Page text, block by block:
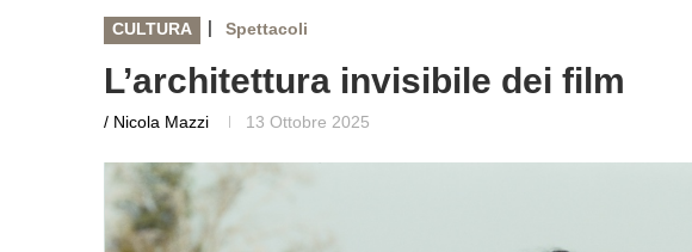
CULTURA | Spettacoli
L’architettura invisibile dei film
/ Nicola Mazzi 13 Ottobre 2025